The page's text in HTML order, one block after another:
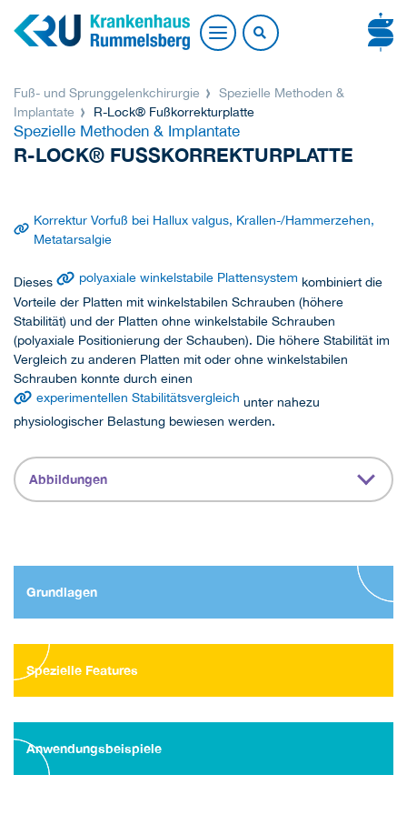
Fuß- und Sprunggelenkchirurgie
Spezielle Methoden &
Implantate
R-Lock® Fußkorrekturplatte
Spezielle Methoden & Implantate
R-LOCK® FUSSKORREKTURPLATTE
Korrektur Vorfuß bei Hallux valgus, Krallen-/Hammerzehen,
Metatarsalgie
Dieses polyaxiale winkelstabile Plattensystem kombiniert die
Vorteile der Platten mit winkelstabilen Schrauben (höhere
Stabilität) und der Platten ohne winkelstabile Schrauben
(polyaxiale Positionierung der Schauben). Die höhere Stabilität im
Vergleich zu anderen Platten mit oder ohne winkelstabilen
Schrauben konnte durch einen
experimentellen Stabilitätsvergleich unter nahezu
physiologischer Belastung bewiesen werden.
Abbildungen
Grundlagen
Spezielle Features
Anwendungsbeispiele